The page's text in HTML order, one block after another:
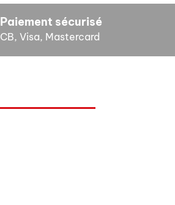
Paiement sécurisé
CB, Visa, Mastercard